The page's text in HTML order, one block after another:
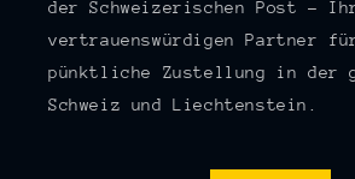
der Schweizerischen Post –
vertrauenswürdigen Partner
pünktliche Zustellung in der
Schweiz und Liechtenstein.